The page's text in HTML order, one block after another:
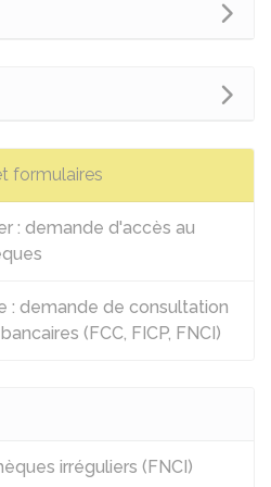
formulaires
: demande d'accès au
: demande de consultation
(FCC, FICP, FNCI)
irréguliers (FNCI)